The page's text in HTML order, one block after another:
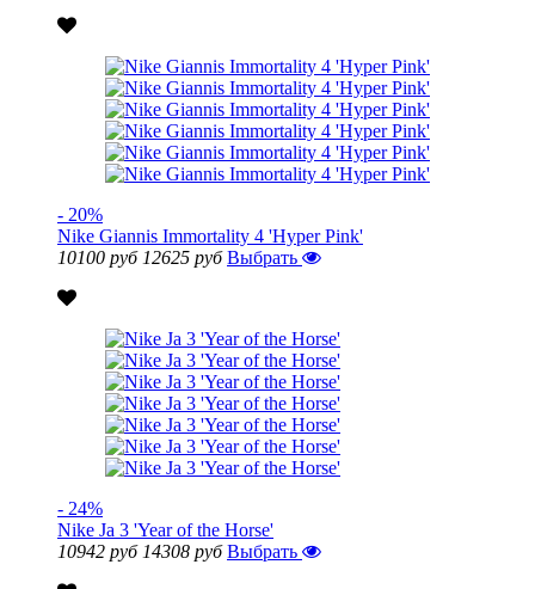
- 20%
Nike Giannis Immortality 4 'Hyper Pink'
10100 руб 12625 руб Выбрать
- 24%
Nike Ja 3 'Year of the Horse'
10942 руб 14308 руб Выбрать